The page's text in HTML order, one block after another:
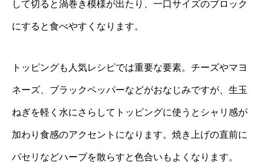
して切ると渦巻き模様が出たり、一口サイズのブロック
にすると食べやすくなります。
トッピングも人気レシピでは重要な要素。チーズやマヨ
ネーズ、ブラックペッパーなどがおなじみですが、生玉
ねぎを軽く水にさらしてトッピングに使うとシャリ感が
加わり食感のアクセントになります。焼き上げの直前に
パセリなどハーブを散らすと色合いもよくなります。